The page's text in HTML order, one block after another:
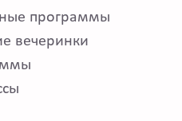
программы
вечеринки